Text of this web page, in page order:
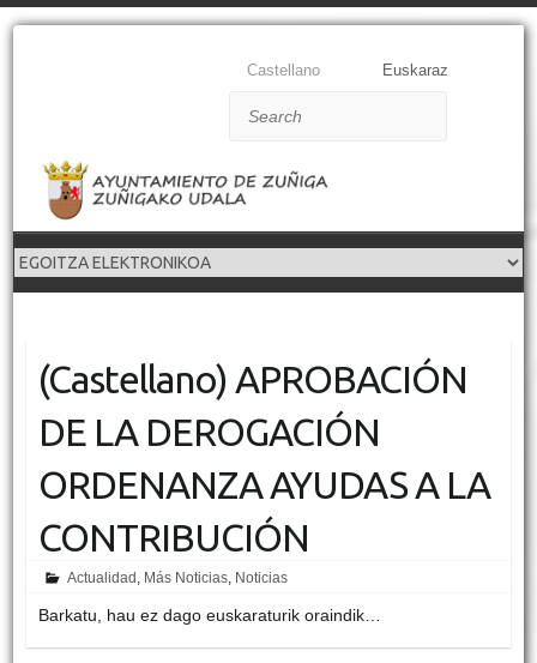
Castellano Euskaraz
(Castellano) APROBACIÓN
DE LA DEROGACIÓN
ORDENANZA AYUDAS A LA
CONTRIBUCIÓN
Actualidad Más Noticias Noticias
Barkatu, hau ez dago euskaraturik oraindik…